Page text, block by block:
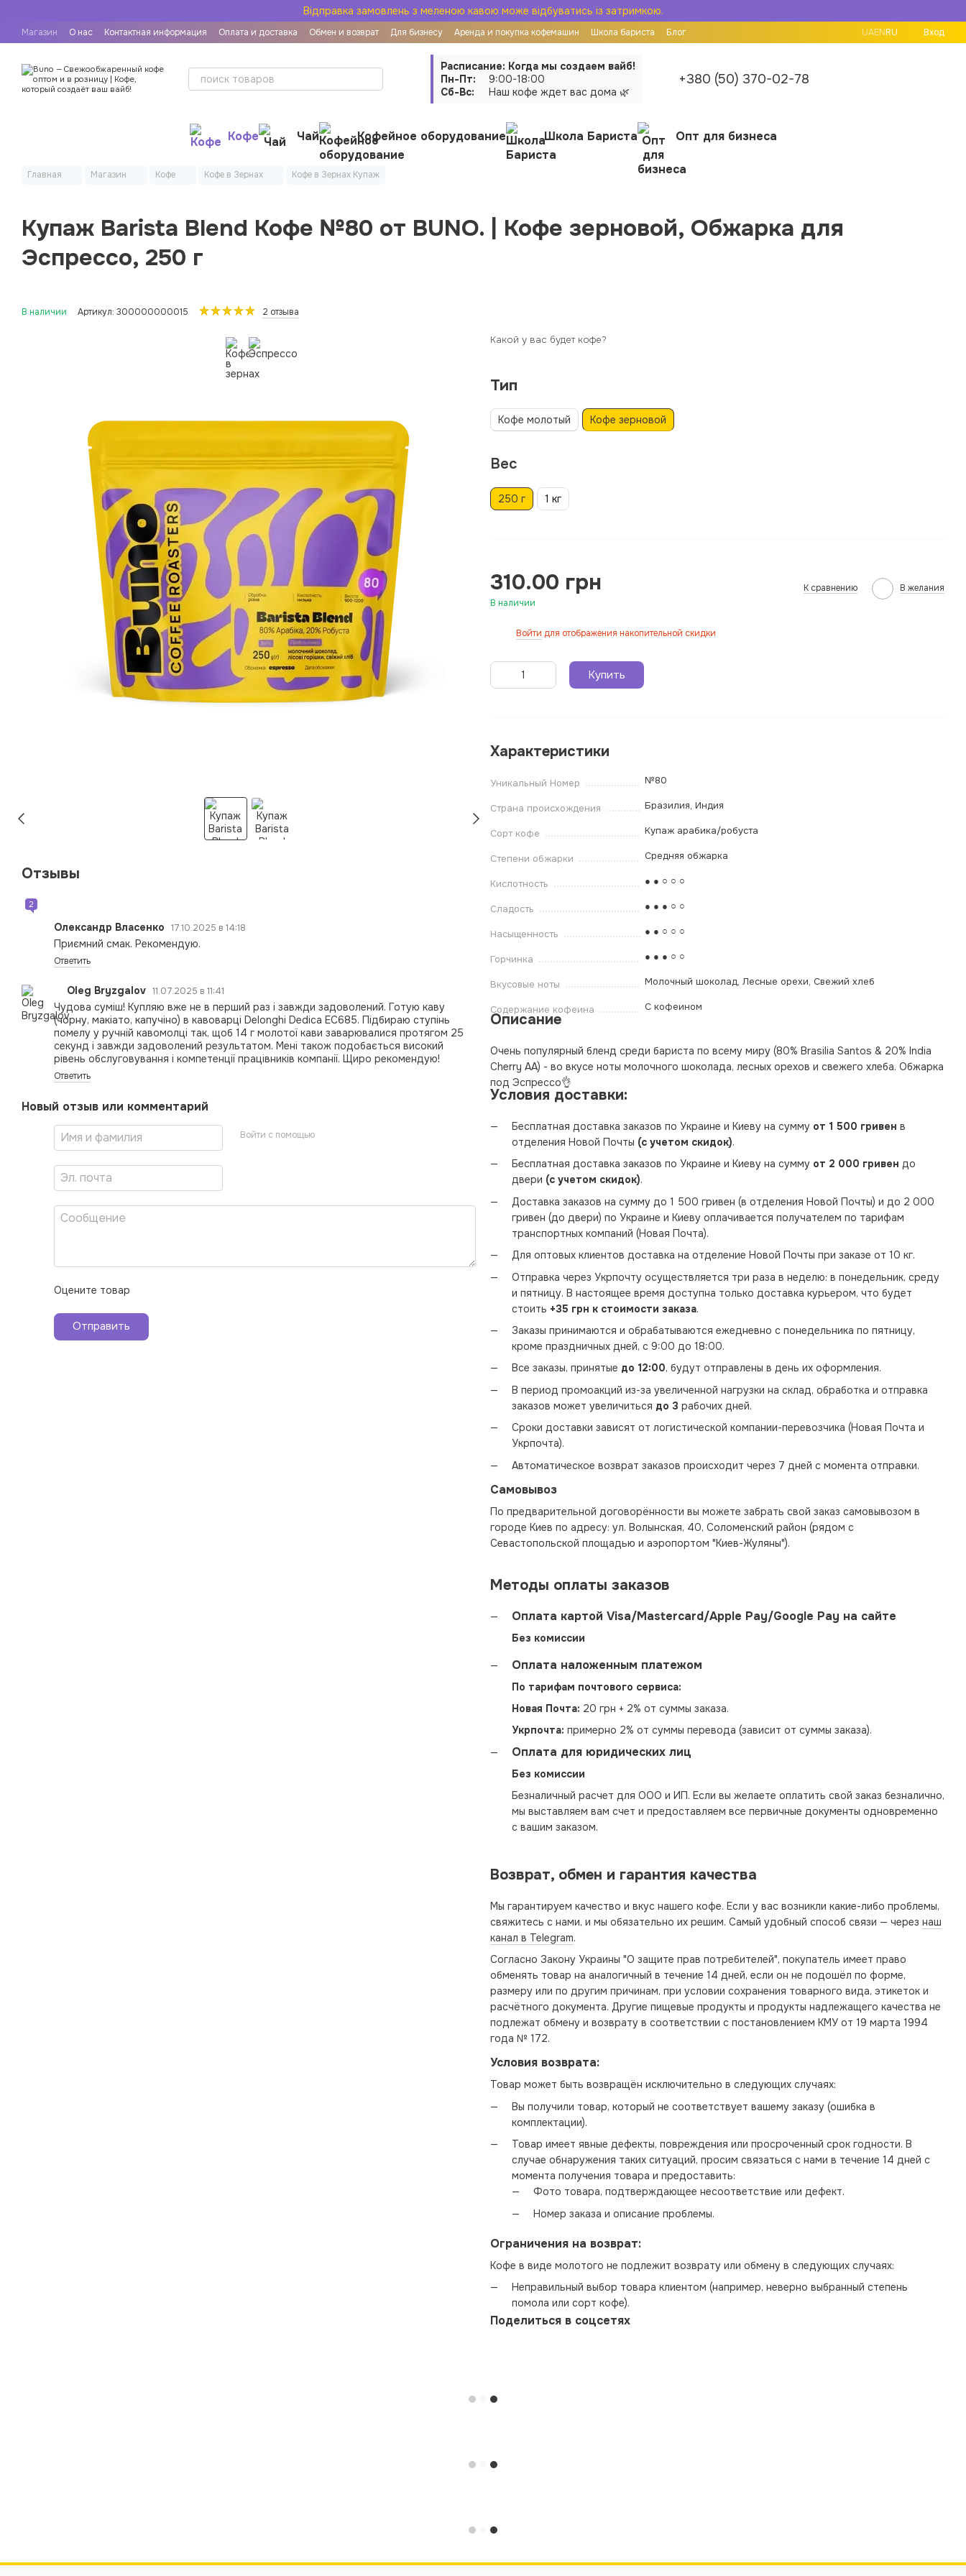
Відправка замовлень з меленою кавою може відбуватись із затримкою.
Магазин О нас Контактная информация Оплата и доставка Обмен и возврат Для бизнесу Аренда и покупка кофемашин Школа бариста
Блог
Рецепты приготовления кофе
Пользовательское соглашение Договор публичной оферты
UAENRU Вход
Расписание: Когда мы создаем вайб!
Пн-Пт:
9:00-18:00
Сб-Вс:
Наш кофе ждет вас дома 🌿
+380 (50) 370-02-78
Кофе Чай Кофейное оборудование Школа Бариста Опт для бизнеса
Главная Магазин Кофе Кофе в Зернах Кофе в Зернах Купаж
Купаж Barista Blend Кофе №80 от BUNO. | Кофе зерновой, Обжарка для
Эспрессо, 250 г
В наличии Артикул: 300000000015 2 отзыва
Отзывы
2
Олександр Власенко 17.10.2025 в 14:18
Приємний смак. Рекомендую.
Ответить
Oleg Bryzgalov 11.07.2025 в 11:41
Чудова суміш! Купляю вже не в перший раз і завжди задоволений. Готую каву
(чорну, макіато, капучіно) в кавоварці Delonghi Dedica EC685. Підбираю ступінь
помелу у ручній кавомолці так, щоб 14 г молотої кави заварювалися протягом 25
секунд і завжди задоволений результатом. Мені також подобається високий
рівень обслуговування і компетенції працівників компанії. Щиро рекомендую!
Ответить
Новый отзыв или комментарий
Войти с помощью
Оцените товар
Отправить
Какой у вас будет кофе?
Тип
Кофе молотый Кофе зерновой
Вес
250 г 1 кг
310.00 грн
В наличии
К сравнению В желания
Войти для отображения накопительной скидки
Купить
Характеристики
Уникальный Номер №80
Страна происхождения Бразилия, Индия
Сорт кофе Купаж арабика/робуста
Степени обжарки Средняя обжарка
Кислотность ● ● ○ ○ ○
Сладость ● ● ● ○ ○
Насыщенность ● ● ○ ○ ○
Горчинка ● ● ● ○ ○
Вкусовые ноты Молочный шоколад, Лесные орехи, Свежий хлеб
Содержание кофеина С кофеином
Описание
Очень популярный бленд среди бариста по всему миру (80% Brasilia Santos & 20% India
Cherry AA) - во вкусе ноты молочного шоколада, лесных орехов и свежего хлеба. Обжарка
под Эспрессо👌
Условия доставки:
Бесплатная доставка заказов по Украине и Киеву на сумму от 1 500 гривен в
отделения Новой Почты (с учетом скидок).
Бесплатная доставка заказов по Украине и Киеву на сумму от 2 000 гривен до
двери (с учетом скидок).
Доставка заказов на сумму до 1 500 гривен (в отделения Новой Почты) и до 2 000
гривен (до двери) по Украине и Киеву оплачивается получателем по тарифам
транспортных компаний (Новая Почта).
Для оптовых клиентов доставка на отделение Новой Почты при заказе от 10 кг.
Отправка через Укрпочту осуществляется три раза в неделю: в понедельник, среду
и пятницу. В настоящее время доступна только доставка курьером, что будет
стоить +35 грн к стоимости заказа.
Заказы принимаются и обрабатываются ежедневно с понедельника по пятницу,
кроме праздничных дней, с 9:00 до 18:00.
Все заказы, принятые до 12:00, будут отправлены в день их оформления.
В период промоакций из-за увеличенной нагрузки на склад, обработка и отправка
заказов может увеличиться до 3 рабочих дней.
Сроки доставки зависят от логистической компании-перевозчика (Новая Почта и
Укрпочта).
Автоматическое возврат заказов происходит через 7 дней с момента отправки.
Самовывоз
По предварительной договорённости вы можете забрать свой заказ самовывозом в
городе Киев по адресу: ул. Волынская, 40, Соломенский район (рядом с
Севастопольской площадью и аэропортом "Киев-Жуляны").
Методы оплаты заказов
Оплата картой Visa/Mastercard/Apple Pay/Google Pay на сайте
Без комиссии
Оплата наложенным платежом
По тарифам почтового сервиса:
Новая Почта: 20 грн + 2% от суммы заказа.
Укрпочта: примерно 2% от суммы перевода (зависит от суммы заказа).
Оплата для юридических лиц
Без комиссии
Безналичный расчет для ООО и ИП. Если вы желаете оплатить свой заказ безналично,
мы выставляем вам счет и предоставляем все первичные документы одновременно
с вашим заказом.
Возврат, обмен и гарантия качества
Мы гарантируем качество и вкус нашего кофе. Если у вас возникли какие-либо проблемы,
свяжитесь с нами, и мы обязательно их решим. Самый удобный способ связи — через наш
канал в Telegram.
Согласно Закону Украины "О защите прав потребителей", покупатель имеет право
обменять товар на аналогичный в течение 14 дней, если он не подошёл по форме,
размеру или по другим причинам, при условии сохранения товарного вида, этикеток и
расчётного документа. Другие пищевые продукты и продукты надлежащего качества не
подлежат обмену и возврату в соответствии с постановлением КМУ от 19 марта 1994
года № 172.
Условия возврата:
Товар может быть возвращён исключительно в следующих случаях:
Вы получили товар, который не соответствует вашему заказу (ошибка в
комплектации).
Товар имеет явные дефекты, повреждения или просроченный срок годности. В
случае обнаружения таких ситуаций, просим связаться с нами в течение 14 дней с
момента получения товара и предоставить:
Фото товара, подтверждающее несоответствие или дефект.
Номер заказа и описание проблемы.
Ограничения на возврат:
Кофе в виде молотого не подлежит возврату или обмену в следующих случаях:
Неправильный выбор товара клиентом (например, неверно выбранный степень
помола или сорт кофе).
Поделиться в соцсетях